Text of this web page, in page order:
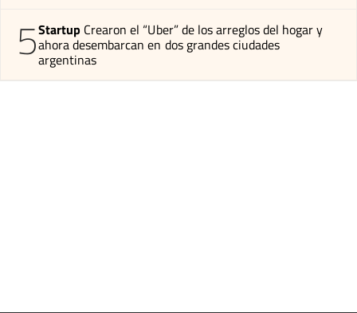
5Startup Crearon el “Uber” de los arreglos del hogar y
ahora desembarcan en dos grandes ciudades
argentinas